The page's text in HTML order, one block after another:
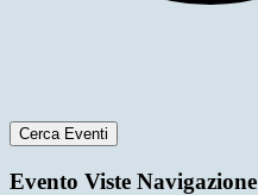
Cerca Eventi
Evento Viste Navigazione